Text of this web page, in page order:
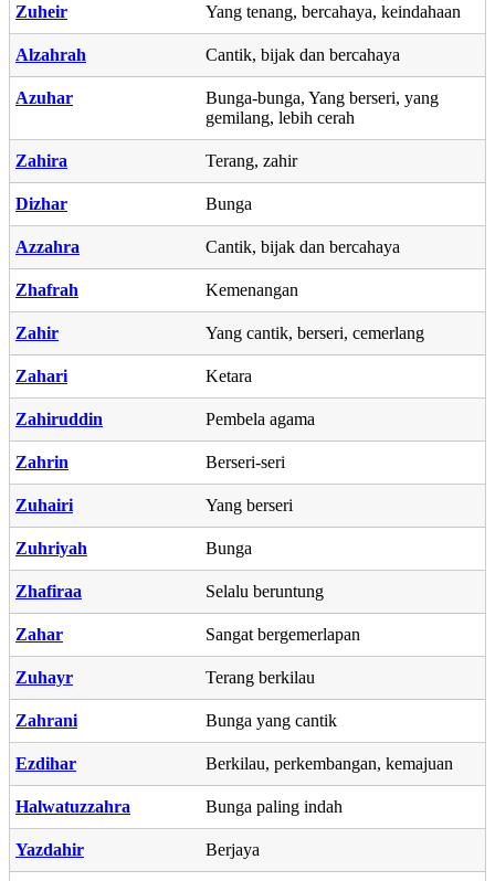
Zuheir Yang tenang, bercahaya, keindahaan
Alzahrah Cantik, bijak dan bercahaya
Azuhar
Bunga-bunga, Yang berseri, yang
gemilang, lebih cerah
Zahira Terang, zahir
Dizhar Bunga
Azzahra Cantik, bijak dan bercahaya
Zhafrah Kemenangan
Zahir Yang cantik, berseri, cemerlang
Zahari Ketara
Zahiruddin Pembela agama
Zahrin Berseri-seri
Zuhairi Yang berseri
Zuhriyah Bunga
Zhafiraa Selalu beruntung
Zahar Sangat bergemerlapan
Zuhayr Terang berkilau
Zahrani Bunga yang cantik
Ezdihar Berkilau, perkembangan, kemajuan
Halwatuzzahra Bunga paling indah
Yazdahir Berjaya